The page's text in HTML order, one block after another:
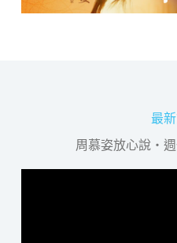
最
周慕姿放心說・